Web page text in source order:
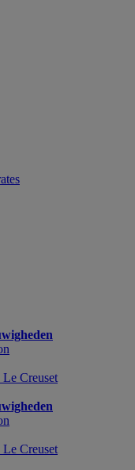
Le Creuset
Le Creuset